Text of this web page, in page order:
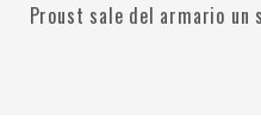
Proust sale del armario un